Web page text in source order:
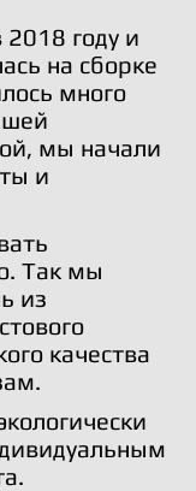
году и
на сборке
много
мы начали
и
Так мы
из
качества